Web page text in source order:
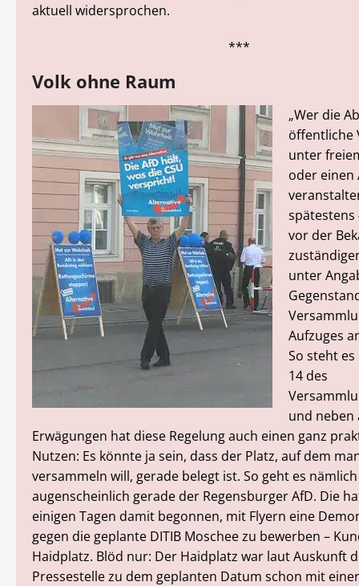
aktuell widersprochen.
***
Volk ohne Raum
„Wer die
öffentliche
unter
oder einen
spätestens
vor der
unter
Aufzuges
So steht
14 des
und neben
Erwägungen hat diese Regelung auch einen ganz
Nutzen: Es könnte ja sein, dass der Platz, auf dem
versammeln will, gerade belegt ist. So geht es nämlich
augenscheinlich gerade der Regensburger AfD. Die
einigen Tagen damit begonnen, mit Flyern eine
gegen die geplante DITIB Moschee zu bewerben –
Haidplatz. Blöd nur: Der Haidplatz war laut Auskunft
Pressestelle zu dem geplanten Datum schon mit einer